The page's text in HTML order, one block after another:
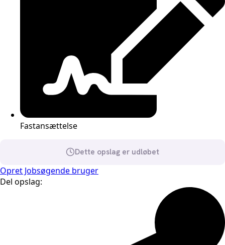
Fastansættelse
Dette opslag er udløbet
Opret Jobsøgende bruger
Del opslag: